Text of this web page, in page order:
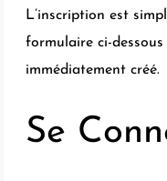
L’inscription est
formulaire ci-
immédiatement créé.
Se